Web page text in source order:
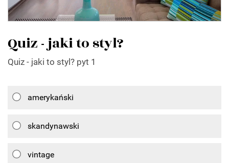
Quiz - jaki to styl?
Quiz - jaki to styl? pyt 1
amerykański
skandynawski
vintage